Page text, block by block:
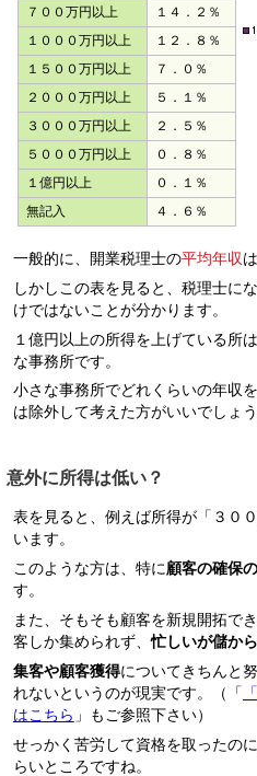
７００万円以上
１４．２％
１０００万円以上
１２．８％
１５００万円以上
７．０％
２０００万円以上
５．１％
３０００万円以上
２．５％
５０００万円以上
０．８％
１億円以上
０．１％
無記入
４．６％
一般的に、開業税理士の平均年収 は
しかしこの表を見ると、税理士に
けではないことが分かります。
１億円以上の所得を上げている所
な事務所です。
小さな事務所でどれくらいの年収
は除外して考えた方がいいでしょう
意外に所得は低い？
表を見ると、例えば所得が「３０
います。
このような方は、特に顧客の確保
す。
また、そもそも顧客を新規開拓で
客しか集められず、忙しいが儲か
集客や顧客獲得についてきちんと
れないというのが現実です。（「
はこちら 」もご参照下さい）
せっかく苦労して資格を取ったの
らいところですね。